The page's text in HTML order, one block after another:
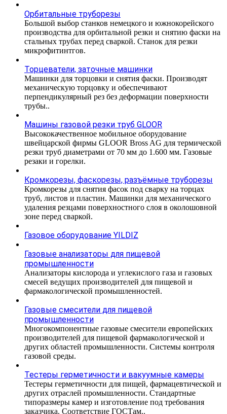
Орбитальные труборезы
Большой выбор станков немецкого и южнокорейского
производства для орбитальной резки и снятию фаски на
стальных трубах перед сваркой. Станок для резки
микрофитинтгов.
Торцеватели, заточные машинки
Машинки для торцовки и снятия фаски. Производят
механическую торцовку и обеспечивают
перпендикулярный рез без деформации поверхности
трубы..
Машины газовой резки труб GLOOR
Высококачественное мобильное оборудование
швейцарской фирмы GLOOR Bross AG для термической
резки труб диаметрами от 70 мм до 1.600 мм. Газовые
резаки и горелки.
Кромкорезы, фаскорезы, разъёмные труборезы
Кромкорезы для снятия фасок под сварку на торцах
труб, листов и пластин. Машинки для механического
удаления резцами поверхностного слоя в околошовной
зоне перед сваркой.
Газовое оборудование YILDIZ
Газовые анализаторы для пищевой
промышленности
Анализаторы кислорода и углекислого газа и газовых
смесей ведущих производителей для пищевой и
фармакологической промышленностей.
Газовые смесители для пищевой
промышленности
Многокомпонентные газовые смесители европейских
производителей для пищевой фармакологической и
других областей промышленности. Системы контроля
газовой среды.
Тестеры герметичности и вакуумные камеры
Тестеры герметичности для пищей, фармацевтической и
других отраслей промышленности. Стандартные
типоразмеры камер и изготовление под требования
заказчика. Соответствие ГОСТам..